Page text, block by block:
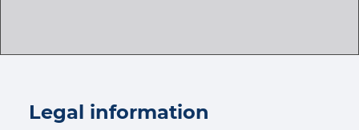
Legal information